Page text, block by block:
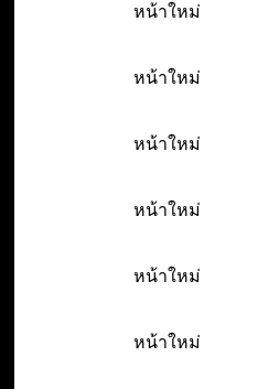
หน้าใหม่
หน้าใหม่
หน้าใหม่
หน้าใหม่
หน้าใหม่
หน้าใหม่